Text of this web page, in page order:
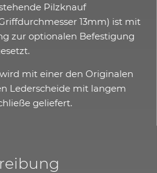
Pilzknauf
13mm) ist mit
zur optionalen Befestigung
mit einer den Originalen
Lederscheide mit langem
geliefert.